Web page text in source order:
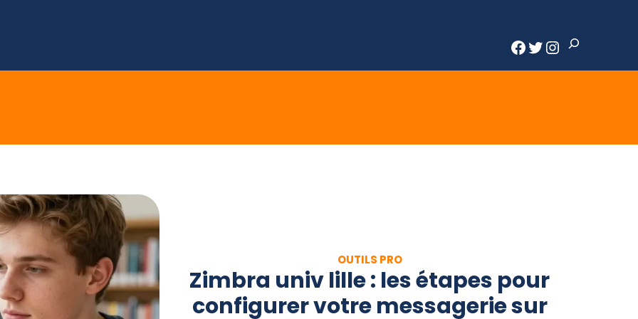
Facebook
Twitter
Instagram
Rechercher
OUTILS PRO
Zimbra univ lille : les étapes pour
configurer votre messagerie sur